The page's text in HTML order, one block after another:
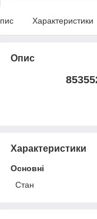
Характеристики
Опис
Характеристики
Основні
Стан